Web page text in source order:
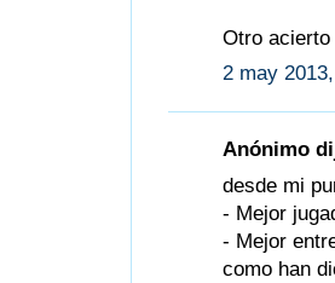
Otro
2 may
Anónimo
desde mi
- Mejor
- Mejor
como han